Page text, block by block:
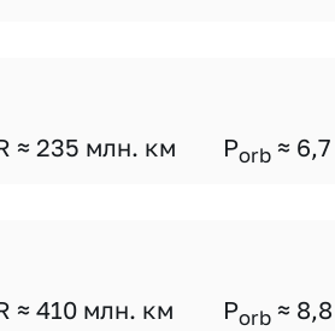
≈ 235 млн. км Porb ≈ 6,7
≈ 410 млн. км Porb ≈ 8,8